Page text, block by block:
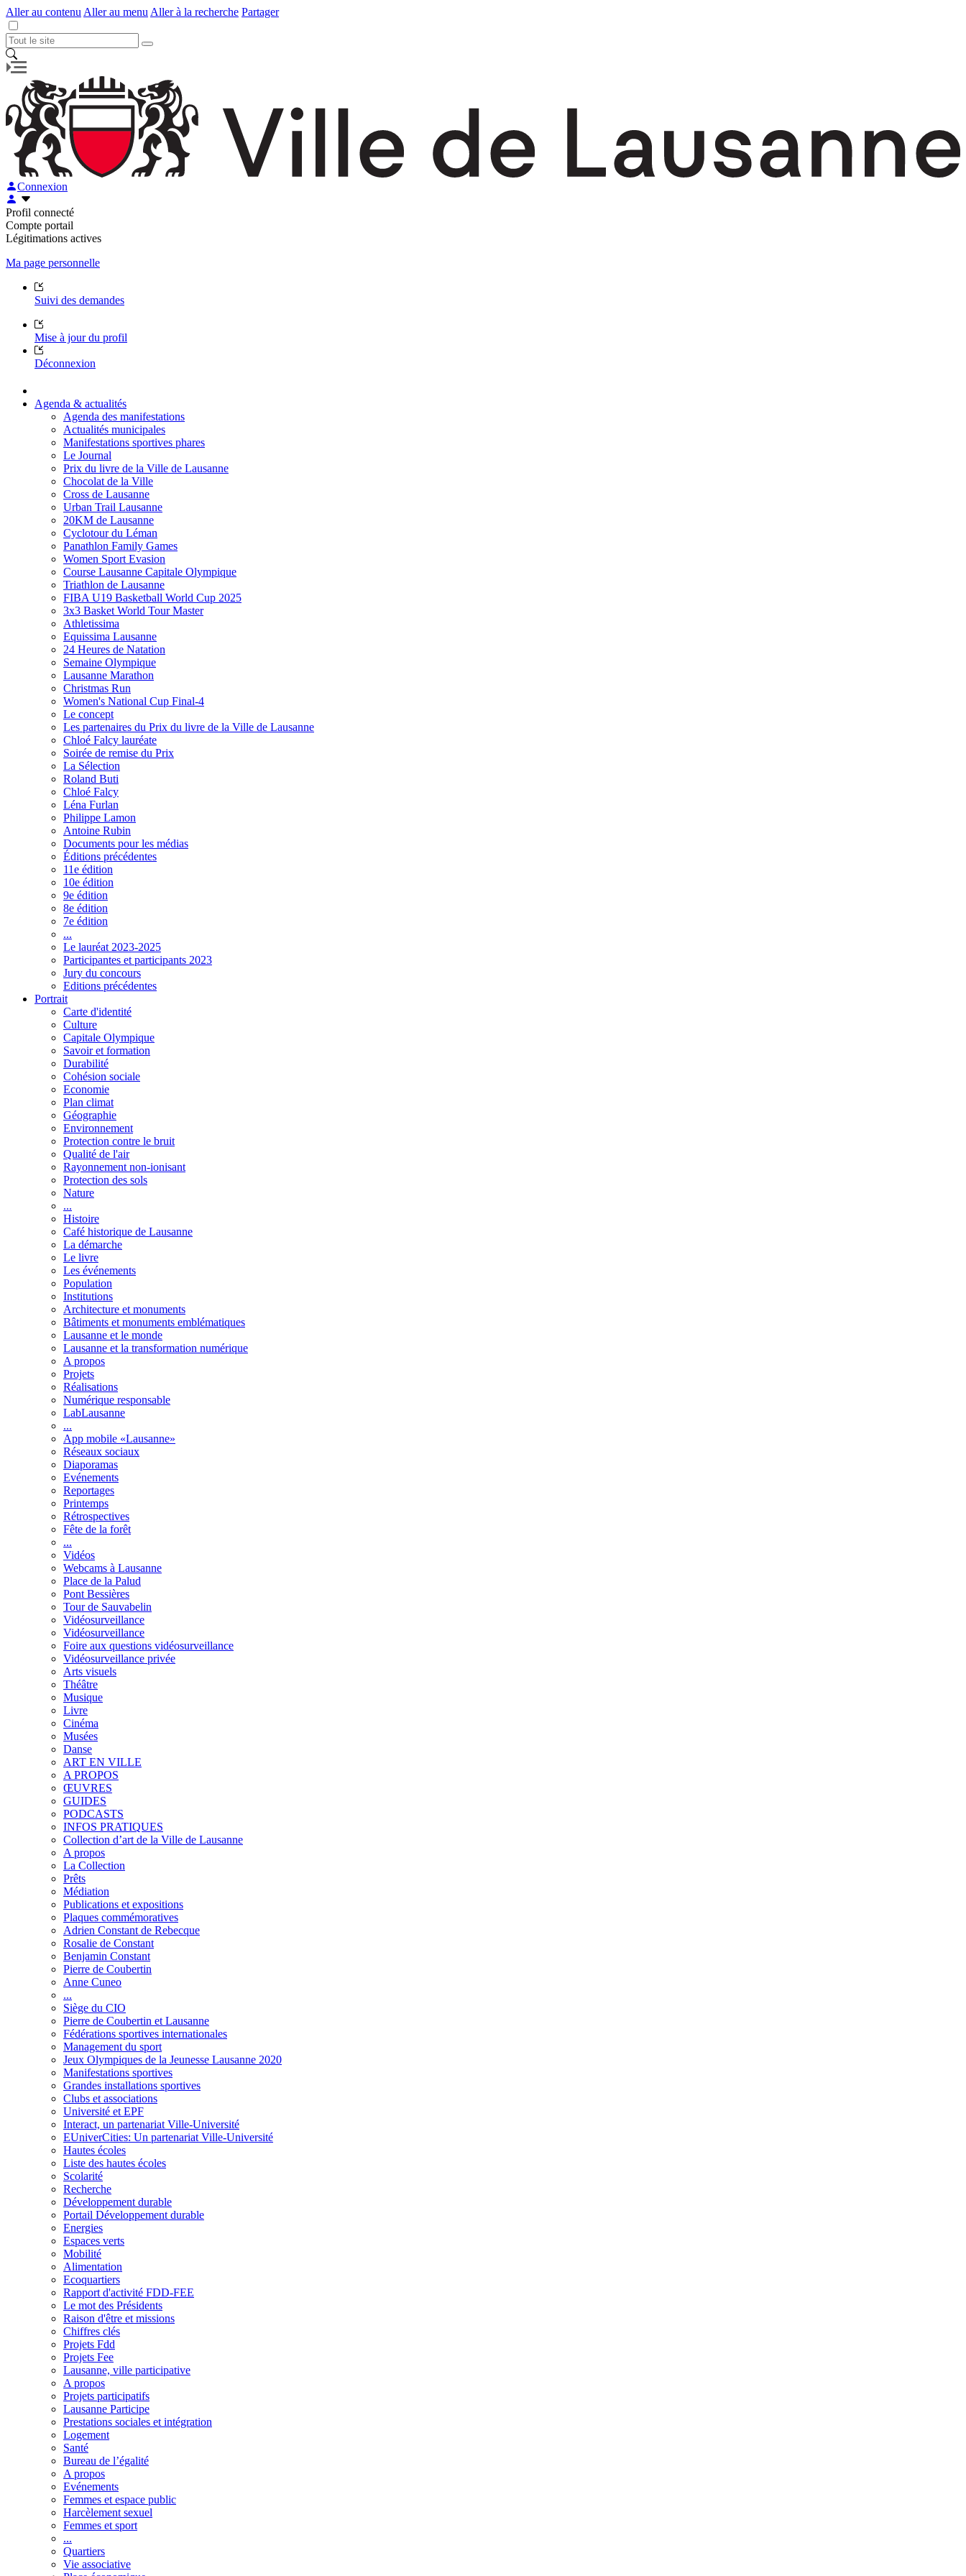
Aller au contenu Aller au menu Aller à la recherche Partager
Connexion
Profil connecté
Compte portail
Légitimations actives
Ma page personnelle
Suivi des demandes
Mise à jour du profil
Déconnexion
Agenda & actualités
Agenda des manifestations
Actualités municipales
Manifestations sportives phares
Le Journal
Prix du livre de la Ville de Lausanne
Chocolat de la Ville
Cross de Lausanne
Urban Trail Lausanne
20KM de Lausanne
Cyclotour du Léman
Panathlon Family Games
Women Sport Evasion
Course Lausanne Capitale Olympique
Triathlon de Lausanne
FIBA U19 Basketball World Cup 2025
3x3 Basket World Tour Master
Athletissima
Equissima Lausanne
24 Heures de Natation
Semaine Olympique
Lausanne Marathon
Christmas Run
Women's National Cup Final-4
Le concept
Les partenaires du Prix du livre de la Ville de Lausanne
Chloé Falcy lauréate
Soirée de remise du Prix
La Sélection
Roland Buti
Chloé Falcy
Léna Furlan
Philippe Lamon
Antoine Rubin
Documents pour les médias
Éditions précédentes
11e édition
10e édition
9e édition
8e édition
7e édition
...
Le lauréat 2023-2025
Participantes et participants 2023
Jury du concours
Editions précédentes
Portrait
Carte d'identité
Culture
Capitale Olympique
Savoir et formation
Durabilité
Cohésion sociale
Economie
Plan climat
Géographie
Environnement
Protection contre le bruit
Qualité de l'air
Rayonnement non-ionisant
Protection des sols
Nature
...
Histoire
Café historique de Lausanne
La démarche
Le livre
Les événements
Population
Institutions
Architecture et monuments
Bâtiments et monuments emblématiques
Lausanne et le monde
Lausanne et la transformation numérique
A propos
Projets
Réalisations
Numérique responsable
LabLausanne
...
App mobile «Lausanne»
Réseaux sociaux
Diaporamas
Evénements
Reportages
Printemps
Rétrospectives
Fête de la forêt
...
Vidéos
Webcams à Lausanne
Place de la Palud
Pont Bessières
Tour de Sauvabelin
Vidéosurveillance
Vidéosurveillance
Foire aux questions vidéosurveillance
Vidéosurveillance privée
Arts visuels
Théâtre
Musique
Livre
Cinéma
Musées
Danse
ART EN VILLE
A PROPOS
ŒUVRES
GUIDES
PODCASTS
INFOS PRATIQUES
Collection d’art de la Ville de Lausanne
A propos
La Collection
Prêts
Médiation
Publications et expositions
Plaques commémoratives
Adrien Constant de Rebecque
Rosalie de Constant
Benjamin Constant
Pierre de Coubertin
Anne Cuneo
...
Siège du CIO
Pierre de Coubertin et Lausanne
Fédérations sportives internationales
Management du sport
Jeux Olympiques de la Jeunesse Lausanne 2020
Manifestations sportives
Grandes installations sportives
Clubs et associations
Université et EPF
Interact, un partenariat Ville-Université
EUniverCities: Un partenariat Ville-Université
Hautes écoles
Liste des hautes écoles
Scolarité
Recherche
Développement durable
Portail Développement durable
Energies
Espaces verts
Mobilité
Alimentation
Ecoquartiers
Rapport d'activité FDD-FEE
Le mot des Présidents
Raison d'être et missions
Chiffres clés
Projets Fdd
Projets Fee
Lausanne, ville participative
A propos
Projets participatifs
Lausanne Participe
Prestations sociales et intégration
Logement
Santé
Bureau de l’égalité
A propos
Evénements
Femmes et espace public
Harcèlement sexuel
Femmes et sport
...
Quartiers
Vie associative